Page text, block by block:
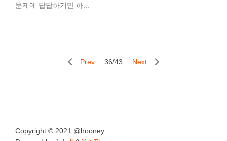
문제에 답답하기만 하...
Prev 36/43 Next
Copyright © 2021 @hooney